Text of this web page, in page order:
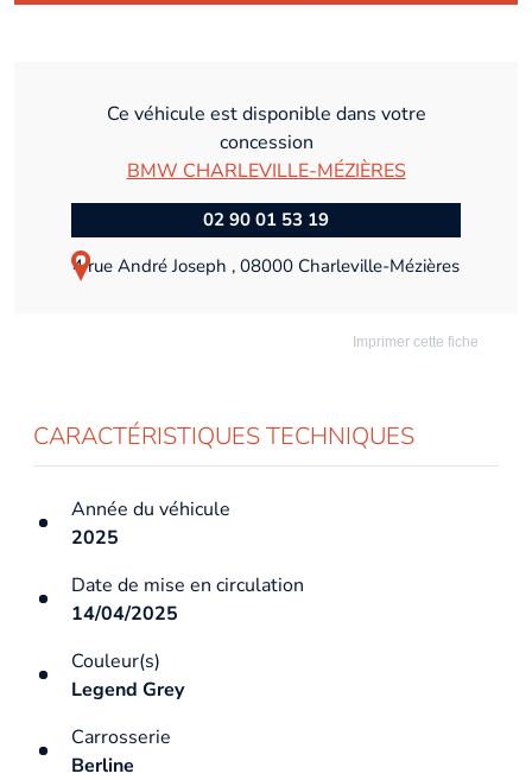
Ce véhicule est disponible dans votre
concession
BMW CHARLEVILLE-MÉZIÈRES
02 90 01 53 19
4 rue André Joseph , 08000 Charleville-Mézières
Imprimer cette fiche
CARACTÉRISTIQUES TECHNIQUES
Année du véhicule
2025
Date de mise en circulation
14/04/2025
Couleur(s)
Legend Grey
Carrosserie
Berline